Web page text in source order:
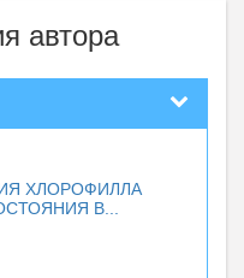
автора
ХЛОРОФИЛЛА
В...